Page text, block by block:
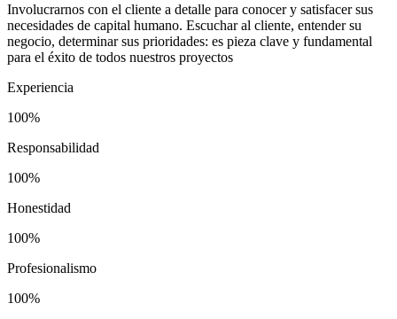
Involucrarnos con el cliente a detalle para conocer y satisfacer sus
necesidades de capital humano. Escuchar al cliente, entender su
negocio, determinar sus prioridades: es pieza clave y fundamental
para el éxito de todos nuestros proyectos
Experiencia
100%
Responsabilidad
100%
Honestidad
100%
Profesionalismo
100%